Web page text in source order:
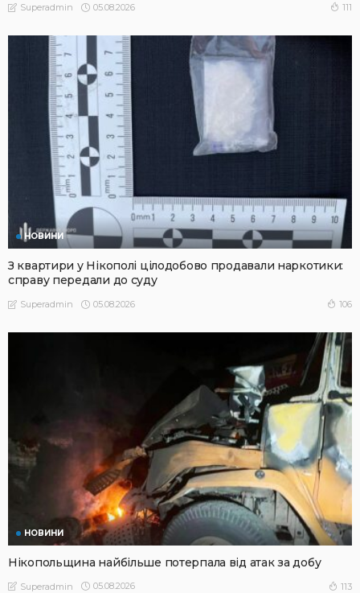
Superadmin 05.08.2026 111
НОВИНИ
З квартири у Нікополі цілодобово продавали наркотики:
справу передали до суду
Superadmin 05.08.2026 106
НОВИНИ
Нікопольщина найбільше потерпала від атак за добу
Superadmin 05.08.2026 113